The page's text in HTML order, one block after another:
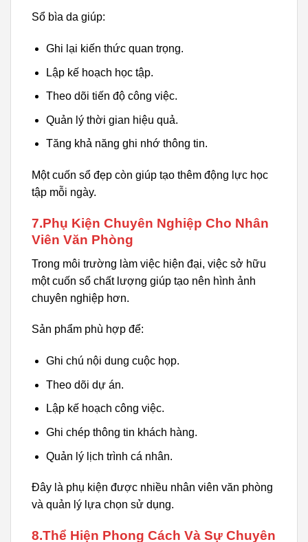
Sổ bìa da giúp:
Ghi lại kiến thức quan trọng.
Lập kế hoạch học tập.
Theo dõi tiến độ công việc.
Quản lý thời gian hiệu quả.
Tăng khả năng ghi nhớ thông tin.
Một cuốn sổ đẹp còn giúp tạo thêm động lực học
tập mỗi ngày.
7.Phụ Kiện Chuyên Nghiệp Cho Nhân
Viên Văn Phòng
Trong môi trường làm việc hiện đại, việc sở hữu
một cuốn sổ chất lượng giúp tạo nên hình ảnh
chuyên nghiệp hơn.
Sản phẩm phù hợp để:
Ghi chú nội dung cuộc họp.
Theo dõi dự án.
Lập kế hoạch công việc.
Ghi chép thông tin khách hàng.
Quản lý lịch trình cá nhân.
Đây là phụ kiện được nhiều nhân viên văn phòng
và quản lý lựa chọn sử dụng.
8.Thể Hiện Phong Cách Và Sự Chuyên